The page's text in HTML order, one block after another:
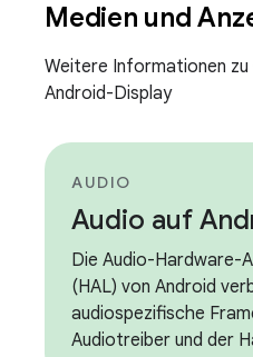
Medien und
Weitere Informationen zu
Android-Display
AUDIO
Audio auf
Die Audio-Hardware-
(HAL) von Android
audiospezifische
Audiotreiber und der